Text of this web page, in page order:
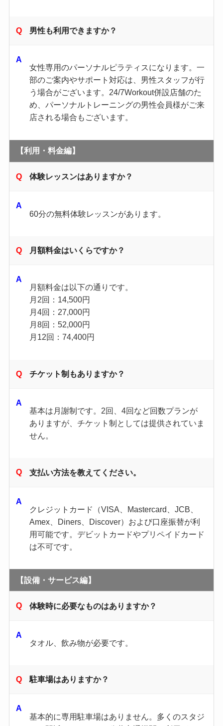
男性も利用できますか？
女性専用のパーソナルピラティスになります。一
部のご案内やサポート対応は、男性スタッフが行
う場合がございます。24/7Workout併設店舗のた
め、パーソナルトレーニングの男性会員様がご来
店される場合もございます。
【利用・料金編】
体験レッスンはありますか？
60分の無料体験レッスンがあります。
月額料金はいくらですか？
月額料金は以下の通りです。
月2回：14,500円
月4回：27,000円
月8回：52,000円
月12回：74,400円
チケット制もありますか？
基本は月謝制です。2回、4回など回数プランが
ありますが、チケット制としては提供されていま
せん。
支払い方法を教えてください。
クレジットカード（VISA、Mastercard、JCB、
Amex、Diners、Discover）および口座振替が利
用可能です。デビットカードやプリペイドカード
は不可です。
【設備・サービス編】
体験時に必要なものはありますか？
タオル、飲み物が必要です。
駐車場はありますか？
基本的に専用駐車場はありません。多くのスタジ